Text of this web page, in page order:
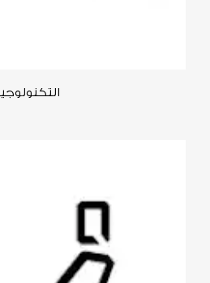
التكنولوجيا